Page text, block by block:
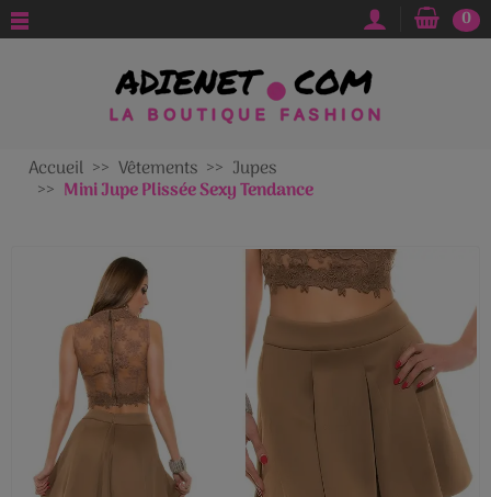
0
Accueil Vêtements Jupes
Mini Jupe Plissée Sexy Tendance